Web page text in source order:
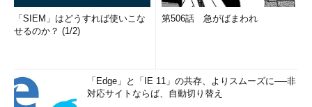
「SIEM」はどうすれば使いこな
せるのか？ (1/2)
第506話 急がばまわれ
「Edge」と「IE 11」の共存、よりスムーズに──非
対応サイトならば、自動切り替え